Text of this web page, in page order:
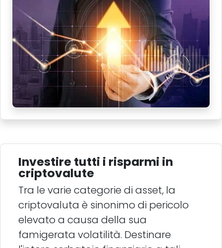
Investire tutti i risparmi in
criptovalute
Tra le varie categorie di asset, la
criptovaluta è sinonimo di pericolo
elevato a causa della sua
famigerata volatilità. Destinare